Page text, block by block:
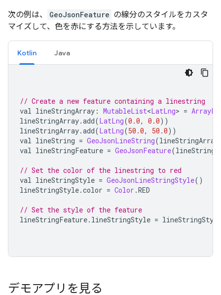
次の例は、 GeoJsonFeature の線分のスタイルをカスタ
マイズして、色を赤にする方法を示しています。
Kotlin Java
// Create a new feature containing a linestring
val lineStringArray : MutableList<LatLng> =
lineStringArray.add(LatLng(0.0, 0.0))
lineStringArray.add(LatLng(50.0, 50.0))
val lineString = GeoJsonLineString(lineStringArray
val lineStringFeature = GeoJsonFeature(lineString
// Set the color of the linestring to red
val lineStringStyle = GeoJsonLineStringStyle()
lineStringStyle.color = Color .RED
// Set the style of the feature
lineStringFeature. lineStringStyle = lineStringStyle
デモアプリを見る